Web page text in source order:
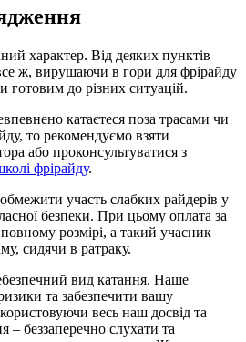
характер. Від деяких пунктів
ж, вирушаючи в гори для фрірайду
готовим до різних ситуацій.
катаєтеся поза трасами чи
то рекомендуємо взяти
або проконсультуватися з
фрірайду.
участь слабких райдерів у
безпеки. При цьому оплата за
розмірі, а такий учасник
сидячи в ратраку.
вид катання. Наше
та забезпечити вашу
весь наш досвід та
– беззаперечно слухати та